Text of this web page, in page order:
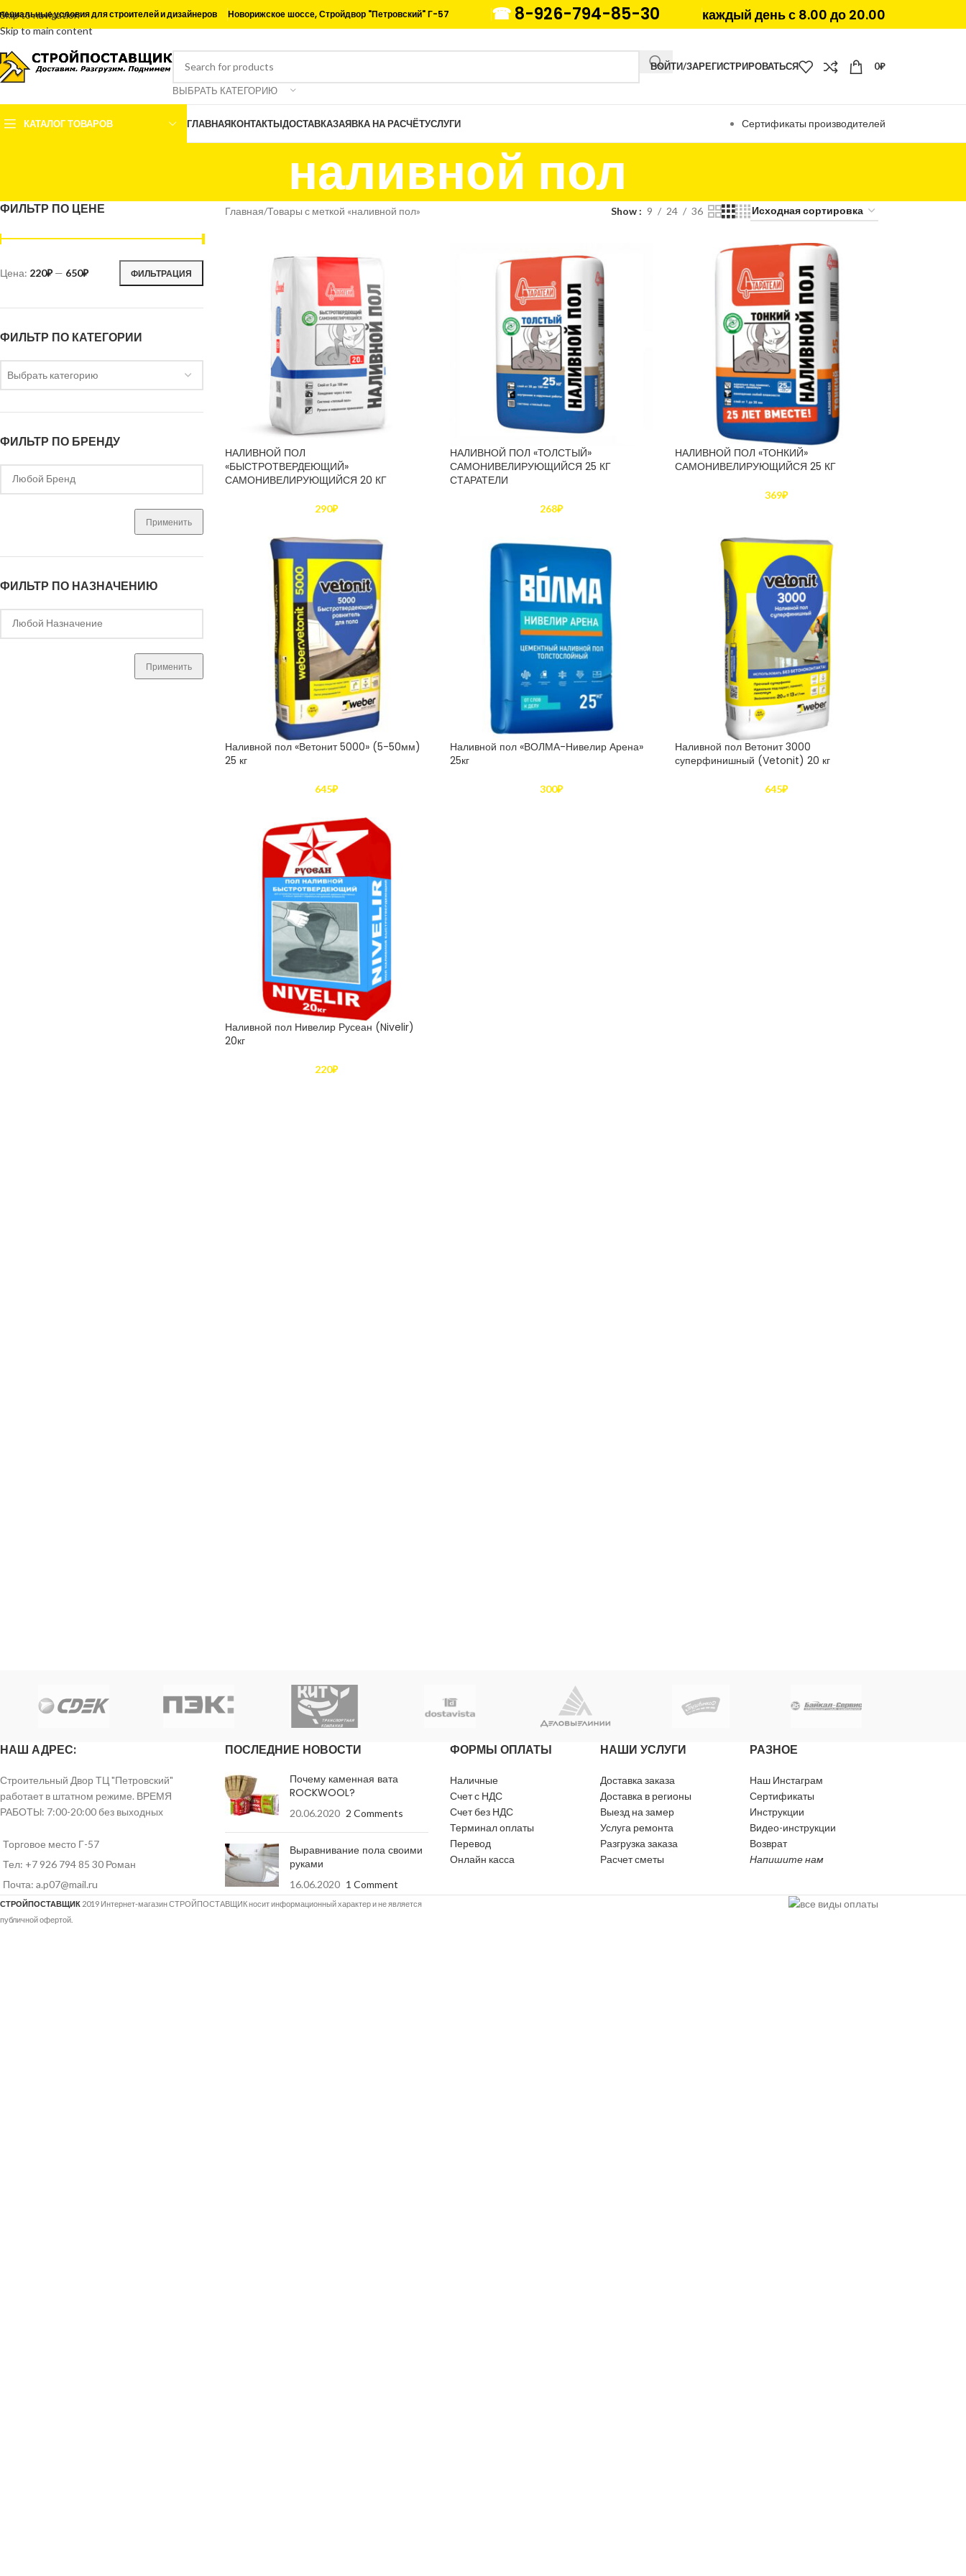
Skip to navigation
Skip to main content
условия для строителей и дизайнеров Новорижское шоссе, Стройдвор "Петровский" Г-57 ☎8-926-794-85-30 каждый день с 8.00 до 20.00
ВЫБРАТЬ КАТЕГОРИЮ
ВОЙТИ/ЗАРЕГИСТРИРОВАТЬСЯ 0₽
КАТАЛОГ ТОВАРОВ ГЛАВНАЯКОНТАКТЫДОСТАВКАЗАЯВКА НА РАСЧЁТУСЛУГИ Сертификаты производителей
наливной пол
ФИЛЬТР ПО ЦЕНЕ
ФИЛЬТРАЦИЯ
Цена: 220₽— 650₽
ФИЛЬТР ПО КАТЕГОРИИ
Выбрать категорию
ФИЛЬТР ПО БРЕНДУ
Применить
ФИЛЬТР ПО НАЗНАЧЕНИЮ
Применить
Главная Товары с меткой «наливной пол» Show 9 24 36
НАЛИВНОЙ ПОЛ
«БЫСТРОТВЕРДЕЮЩИЙ»
САМОНИВЕЛИРУЮЩИЙСЯ 20 КГ
290₽
НАЛИВНОЙ ПОЛ «ТОЛСТЫЙ»
САМОНИВЕЛИРУЮЩИЙСЯ 25 КГ
СТАРАТЕЛИ
268₽
НАЛИВНОЙ ПОЛ «ТОНКИЙ»
САМОНИВЕЛИРУЮЩИЙСЯ 25 КГ
369₽
Наливной пол «Ветонит 5000» (5-50мм)
25 кг
645₽
Наливной пол «ВОЛМА-Нивелир Арена»
25кг
300₽
Наливной пол Ветонит 3000
суперфинишный (Vetonit) 20 кг
645₽
Наливной пол Нивелир Русеан (Nivelir)
20кг
220₽
НАШ АДРЕС:
Строительный Двор ТЦ "Петровский"
работает в штатном режиме. ВРЕМЯ
РАБОТЫ: 7:00-20:00 без выходных
Торговое место Г-57
Тел: +7 926 794 85 30 Роман
Почта: a.p07@mail.ru
ПОСЛЕДНИЕ НОВОСТИ
Почему каменная вата
ROCKWOOL?
20.06.2020 2 Comments
Выравнивание пола своими
руками
16.06.2020 1 Comment
ФОРМЫ ОПЛАТЫ
Наличные
Счет с НДС
Счет без НДС
Терминал оплаты
Перевод
Онлайн касса
НАШИ УСЛУГИ
Доставка заказа
Доставка в регионы
Выезд на замер
Услуга ремонта
Разгрузка заказа
Расчет сметы
РАЗНОЕ
Наш Инстаграм
Сертификаты
Инструкции
Видео-инструкции
Возврат
Напишите нам
СТРОЙПОСТАВЩИК 2019 Интернет-магазин СТРОЙПОСТАВЩИК носит информационный характер и не является
публичной офертой.